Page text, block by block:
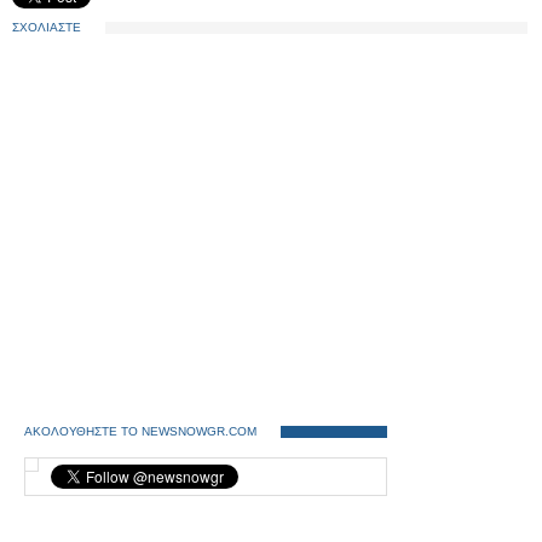
ΣΧΟΛΙΑΣΤΕ
ΑΚΟΛΟΥΘΗΣΤΕ ΤΟ NEWSNOWGR.COM